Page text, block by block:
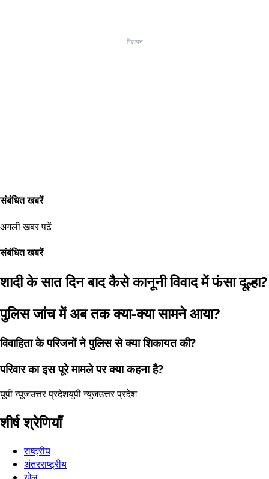
विज्ञापन
संबंधित खबरें
अगली खबर पढ़ें
संबंधित खबरें
शादी के सात दिन बाद कैसे कानूनी विवाद में फंसा दूल्हा?
पुलिस जांच में अब तक क्या-क्या सामने आया?
विवाहिता के परिजनों ने पुलिस से क्या शिकायत की?
परिवार का इस पूरे मामले पर क्या कहना है?
यूपी न्यूजउत्तर प्रदेशयूपी न्यूजउत्तर प्रदेश
शीर्ष श्रेणियाँ
राष्ट्रीय
अंतरराष्ट्रीय